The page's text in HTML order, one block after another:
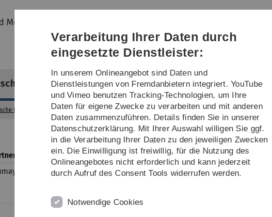
Direkt
Direkt
Direkt
(Sprache,
Drucken,
Social
Direkt
Direkt
Biometrie
Lehre Institut
Biometrie Forschung Asthma und Allergien
Kurzbeschreibung
Die Phase Zwei der Internationalen Studie zu Asthma und
wird, untersucht den Zusammenhang von potentiellen
objektiver klinischer Marker.
Verarbeitung Ihrer Daten durch
eingesetzte Dienstleister:
In unserem Onlineangebot sind Daten und
Dienstleistungen von Fremdanbietern integriert. YouTube
und Vimeo benutzen Tracking-Technologien, um Ihre
Daten für eigene Zwecke zu verarbeiten und mit anderen
Daten zusammenzuführen. Details finden Sie in unserer
Datenschutzerklärung. Mit Ihrer Auswahl willigen Sie ggf.
in die Verarbeitung Ihrer Daten zu den jeweiligen Zwecken
ein. Die Einwilligung ist freiwillig, für die Nutzung des
Onlineangebotes nicht erforderlich und kann jederzeit
durch Aufruf des Consent Tools widerrufen werden.
Notwendige Cookies